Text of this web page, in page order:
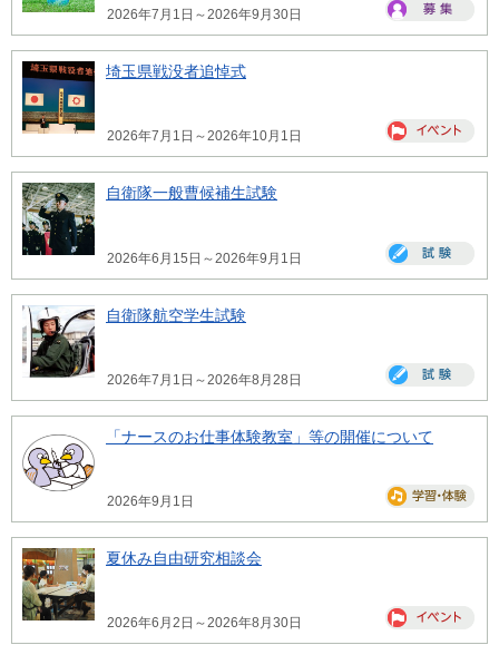
2026年7月1日～2026年9月30日
埼玉県戦没者追悼式
2026年7月1日～2026年10月1日
自衛隊一般曹候補生試験
2026年6月15日～2026年9月1日
自衛隊航空学生試験
2026年7月1日～2026年8月28日
「ナースのお仕事体験教室」等の開催について
2026年9月1日
夏休み自由研究相談会
2026年6月2日～2026年8月30日